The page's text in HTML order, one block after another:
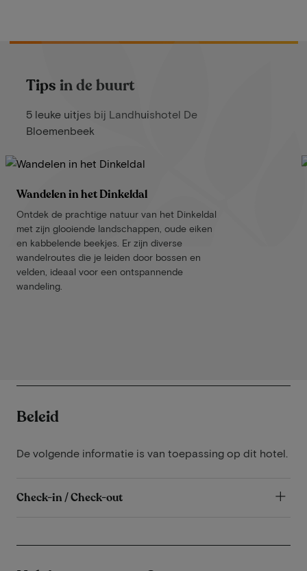
Tips in de buurt
5 leuke uitjes bij Landhuishotel De
Bloemenbeek
Wandelen in het Dinkeldal
Ontdek de prachtige natuur van het Dinkeldal
met zijn glooiende landschappen, oude eiken
en kabbelende beekjes. Er zijn diverse
wandelroutes die je leiden door bossen en
velden, ideaal voor een ontspannende
wandeling.
Beleid
De volgende informatie is van toepassing op dit hotel.
Check-in / Check-out